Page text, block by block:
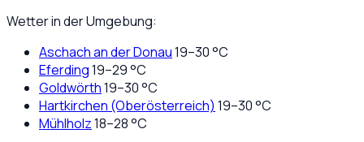
Wetter in der Umgebung:
Aschach an der Donau19–30°C
Eferding19–29°C
Goldwörth19–30°C
Hartkirchen (Oberösterreich) 19–30°C
Mühlholz18–28°C